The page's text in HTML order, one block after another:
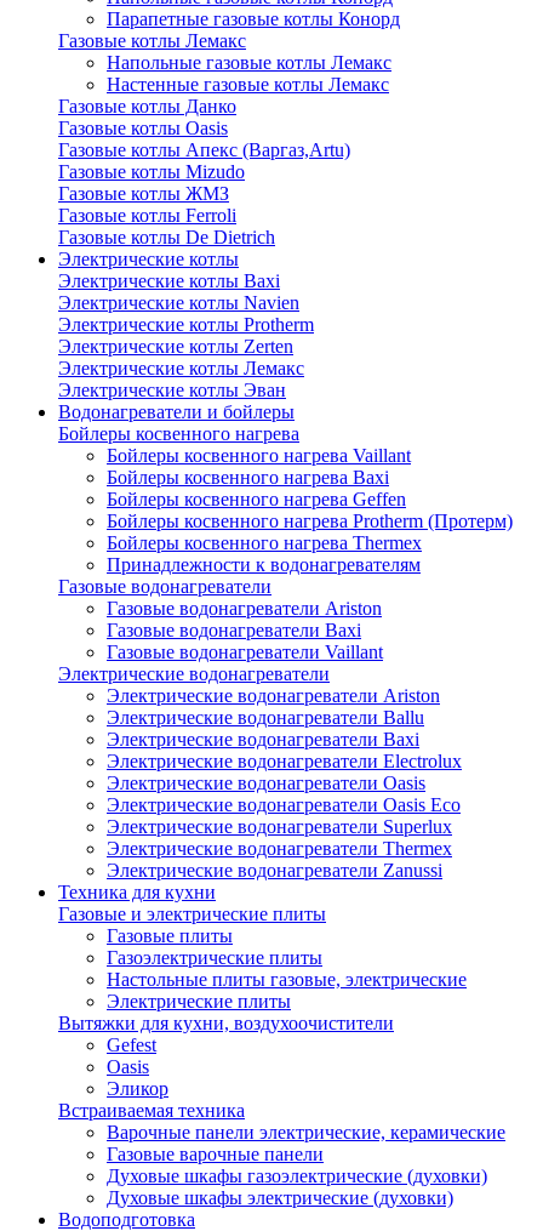
Парапетные газовые котлы Конорд
Газовые котлы Лемакс
Напольные газовые котлы Лемакс
Настенные газовые котлы Лемакс
Газовые котлы Данко
Газовые котлы Oasis
Газовые котлы Апекс (Варгаз,Artu)
Газовые котлы Mizudo
Газовые котлы ЖМЗ
Газовые котлы Ferroli
Газовые котлы De Dietrich
Электрические котлы
Электрические котлы Baxi
Электрические котлы Navien
Электрические котлы Protherm
Электрические котлы Zerten
Электрические котлы Лемакс
Электрические котлы Эван
Водонагреватели и бойлеры
Бойлеры косвенного нагрева
Бойлеры косвенного нагрева Vaillant
Бойлеры косвенного нагрева Baxi
Бойлеры косвенного нагрева Geffen
Бойлеры косвенного нагрева Protherm (Протерм)
Бойлеры косвенного нагрева Thermex
Принадлежности к водонагревателям
Газовые водонагреватели
Газовые водонагреватели Ariston
Газовые водонагреватели Baxi
Газовые водонагреватели Vaillant
Электрические водонагреватели
Электрические водонагреватели Ariston
Электрические водонагреватели Ballu
Электрические водонагреватели Baxi
Электрические водонагреватели Electrolux
Электрические водонагреватели Oasis
Электрические водонагреватели Oasis Eco
Электрические водонагреватели Superlux
Электрические водонагреватели Thermex
Электрические водонагреватели Zanussi
Техника для кухни
Газовые и электрические плиты
Газовые плиты
Газоэлектрические плиты
Настольные плиты газовые, электрические
Электрические плиты
Вытяжки для кухни, воздухоочистители
Gefest
Oasis
Эликор
Встраиваемая техника
Варочные панели электрические, керамические
Газовые варочные панели
Духовые шкафы газоэлектрические (духовки)
Духовые шкафы электрические (духовки)
Водоподготовка